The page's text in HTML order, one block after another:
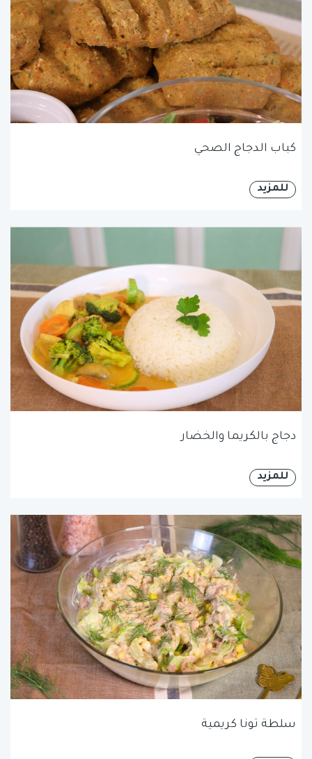
كباب الدجاج الصحي
للمزيد
دجاج بالكريما والخضار
للمزيد
سلطة تونا كريمية